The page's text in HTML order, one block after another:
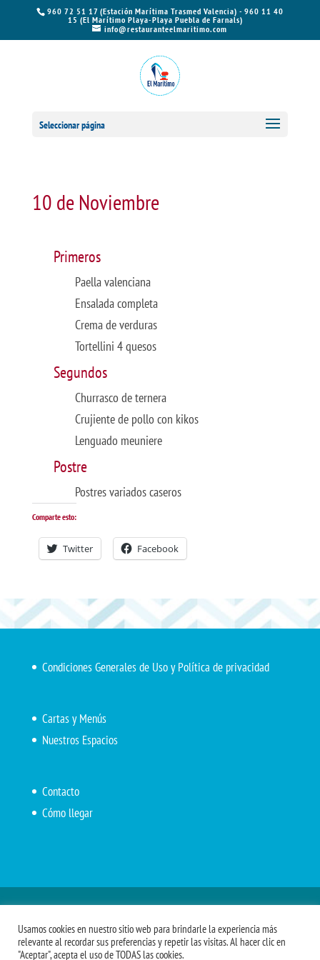
960 72 51 17 (Estación Marítima Trasmed Valencia) - 960 11 40
15 (El Marítimo Playa-Playa Puebla de Farnals)
info@restauranteelmaritimo.com
Seleccionar página
10 de Noviembre
Primeros
Paella valenciana
Ensalada completa
Crema de verduras
Tortellini 4 quesos
Segundos
Churrasco de ternera
Crujiente de pollo con kikos
Lenguado meuniere
Postre
Postres variados caseros
Comparte esto:
Twitter Facebook
Condiciones Generales de Uso y Política de privacidad
Cartas y Menús
Nuestros Espacios
Contacto
Cómo llegar
Menús Grupos 2023 Menú APV Encarga tu almuerzo
Comidas APM
Usamos cookies en nuestro sitio web para brindarle la experiencia más
relevante al recordar sus preferencias y repetir las visitas. Al hacer clic en
"Aceptar", acepta el uso de TODAS las cookies.